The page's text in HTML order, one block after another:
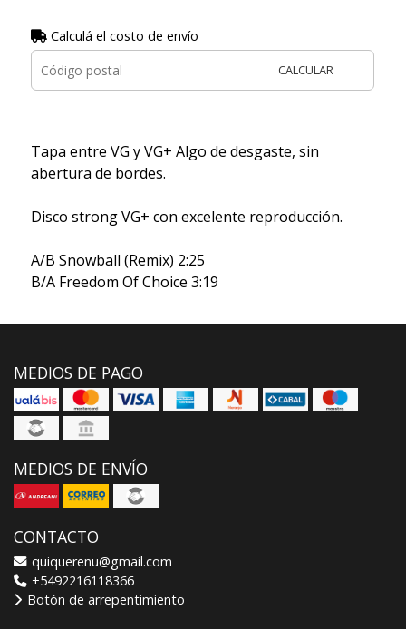
Calculá el costo de envío
CALCULAR
Tapa entre VG y VG+ Algo de desgaste, sin
abertura de bordes.
Disco strong VG+ con excelente reproducción.
A/B Snowball (Remix) 2:25
B/A Freedom Of Choice 3:19
MEDIOS DE PAGO
MEDIOS DE ENVÍO
CONTACTO
quiquerenu@gmail.com
+5492216118366
Botón de arrepentimiento